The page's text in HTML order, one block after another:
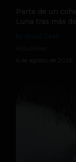
Parte de un
Luna tras más
6 de agosto de 2026